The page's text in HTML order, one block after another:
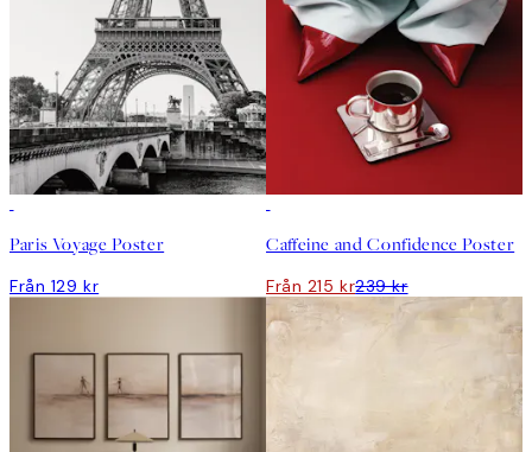
Paris Voyage Poster
Från 129 kr
Caffeine and Confidence Poster
Från 215 kr239 kr